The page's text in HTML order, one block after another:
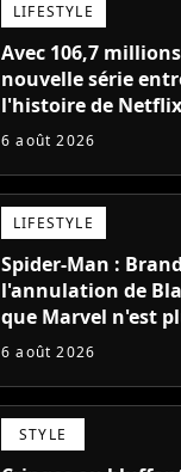
LIFESTYLE
Avec 106,7
nouvelle série
l'histoire de
48 jours
6 août 2026
LIFESTYLE
Spider-Man :
l'annulation de
que Marvel n'est
faire quoi que ce
6 août 2026
STYLE